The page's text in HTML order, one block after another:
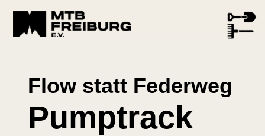
Flow statt Federweg
Pumptrack